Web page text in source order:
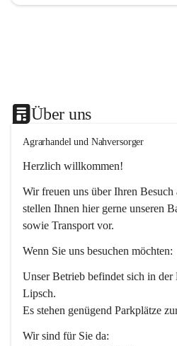
Über uns
Agrarhandel und Nahversorger
Herzlich willkommen!
Wir freuen uns über Ihren Besuch
stellen Ihnen hier gerne unseren
sowie Transport vor.
Wenn Sie uns besuchen möchten:
Unser Betrieb befindet sich in
Lipsch.
Es stehen genügend Parkplätze
Wir sind für Sie da: